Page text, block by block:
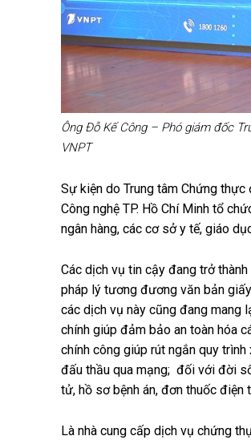
Ông Đỗ Kế Công – Phó giám đốc
VNPT
Sự kiện do Trung tâm Chứng thực
Công nghệ TP. Hồ Chí Minh tổ
ngân hàng, các cơ sở y tế, giáo
Các dịch vụ tin cậy đang trở
pháp lý tương đương văn bản
các dịch vụ này cũng đang mang
chính giúp đảm bảo an toàn hóa
chính công giúp rút ngắn quy
đấu thầu qua mạng; đối với đời
tử, hồ sơ bệnh án, đơn thuốc
Là nhà cung cấp dịch vụ chứng